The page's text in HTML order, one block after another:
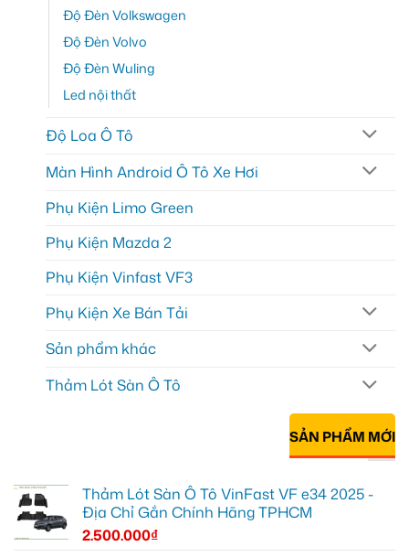
Độ Đèn Volkswagen
Độ Đèn Volvo
Độ Đèn Wuling
Led nội thất
Độ Loa Ô Tô
Màn Hình Android Ô Tô Xe Hơi
Phụ Kiện Limo Green
Phụ Kiện Mazda 2
Phụ Kiện Vinfast VF3
Phụ Kiện Xe Bán Tải
Sản phẩm khác
Thảm Lót Sàn Ô Tô
SẢN PHẨM MỚI
Thảm Lót Sàn Ô Tô VinFast VF e34 2025 -
Địa Chỉ Gắn Chính Hãng TPHCM
2.500.000₫